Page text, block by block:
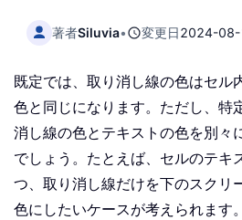
著者Siluvia• 変更日2024-
既定では、取り消し線の色はセル
色と同じになります。ただし、特
消し線の色とテキストの色を別々
でしょう。たとえば、セルのテキ
つ、取り消し線だけを下のスクリ
色にしたいケースが考えられます